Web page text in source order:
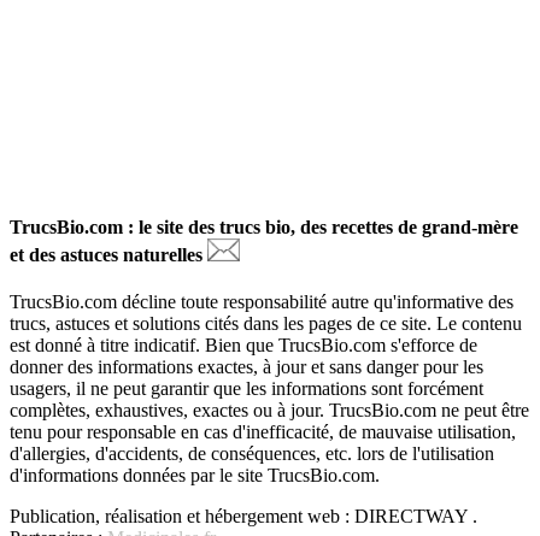
TrucsBio.com : le site des trucs bio, des recettes de grand-mère
et des astuces naturelles
TrucsBio.com décline toute responsabilité autre qu'informative des
trucs, astuces et solutions cités dans les pages de ce site. Le contenu
est donné à titre indicatif. Bien que TrucsBio.com s'efforce de
donner des informations exactes, à jour et sans danger pour les
usagers, il ne peut garantir que les informations sont forcément
complètes, exhaustives, exactes ou à jour. TrucsBio.com ne peut être
tenu pour responsable en cas d'inefficacité, de mauvaise utilisation,
d'allergies, d'accidents, de conséquences, etc. lors de l'utilisation
d'informations données par le site TrucsBio.com.
Publication, réalisation et hébergement web : DIRECTWAY .